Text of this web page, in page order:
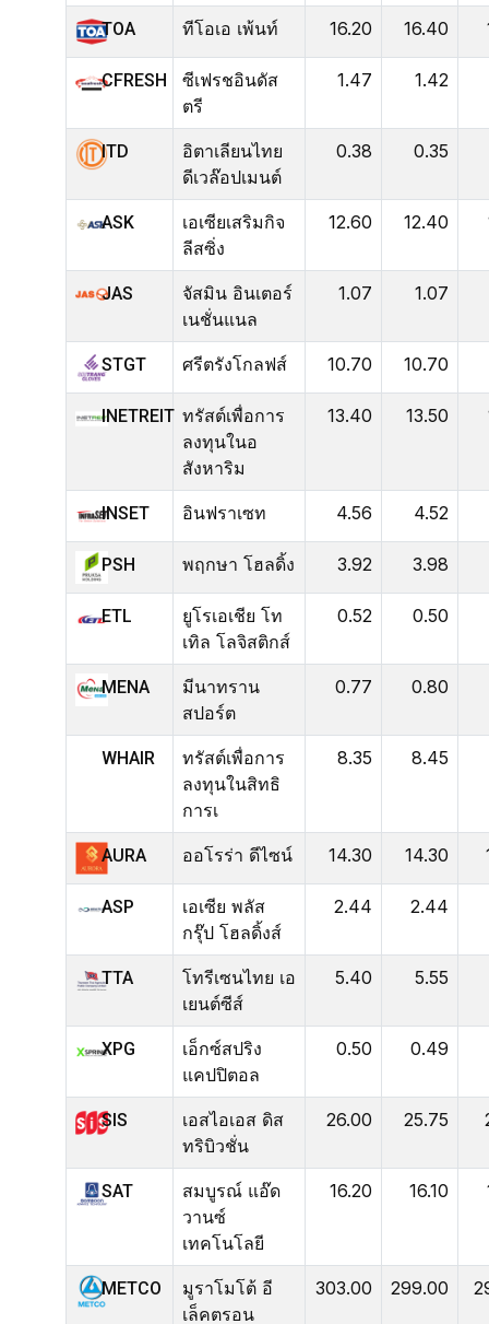
TOA ทีโอเอ เพ้นท์ 16.20 16.40
CFRESH
ซีเฟรชอินดัส
ตรี
1.47 1.42
ITD
อิตาเลียนไทย
ดีเวล๊อปเมนต์
0.38 0.35
ASK
เอเซียเสริมกิจ
ลีสซิ่ง
12.60 12.40
JAS
จัสมิน อินเตอร์
เนชั่นแนล
1.07 1.07
STGT ศรีตรังโกลฟส์ 10.70 10.70
INETREIT ทรัสต์เพื่อการ
ลงทุนในอ
สังหาริม
13.40 13.50
INSET อินฟราเซท 4.56 4.52
PSH พฤกษา โฮลดิ้ง 3.92 3.98
ETL
ยูโรเอเชีย โท
เทิล โลจิสติกส์
0.52 0.50
MENA
มีนาทราน
สปอร์ต
0.77 0.80
WHAIR
ทรัสต์เพื่อการ
ลงทุนในสิทธิ
การเ
8.35 8.45
AURA ออโรร่า ดีไซน์ 14.30 14.30
ASP
เอเซีย พลัส
กรุ๊ป โฮลดิ้งส์
2.44 2.44
TTA
โทรีเซนไทย เอ
เยนต์ซีส์
5.40 5.55
XPG
เอ็กซ์สปริง
แคปปิตอล
0.50 0.49
SIS
เอสไอเอส ดิส
ทริบิวชั่น
26.00 25.75
SAT
สมบูรณ์ แอ๊ด
วานซ์
เทคโนโลยี
16.20 16.10
METCO
มูราโมโต้ อี
เล็คตรอน
303.00 299.00